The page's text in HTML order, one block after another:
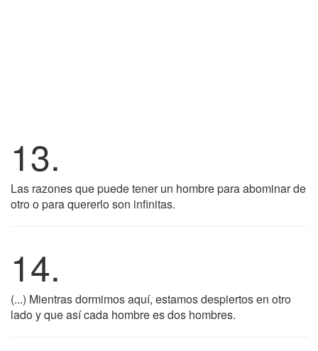
13.
Las razones que puede tener un hombre para abominar de
otro o para quererlo son infinitas.
14.
(...) Mientras dormimos aquí, estamos despiertos en otro
lado y que así cada hombre es dos hombres.